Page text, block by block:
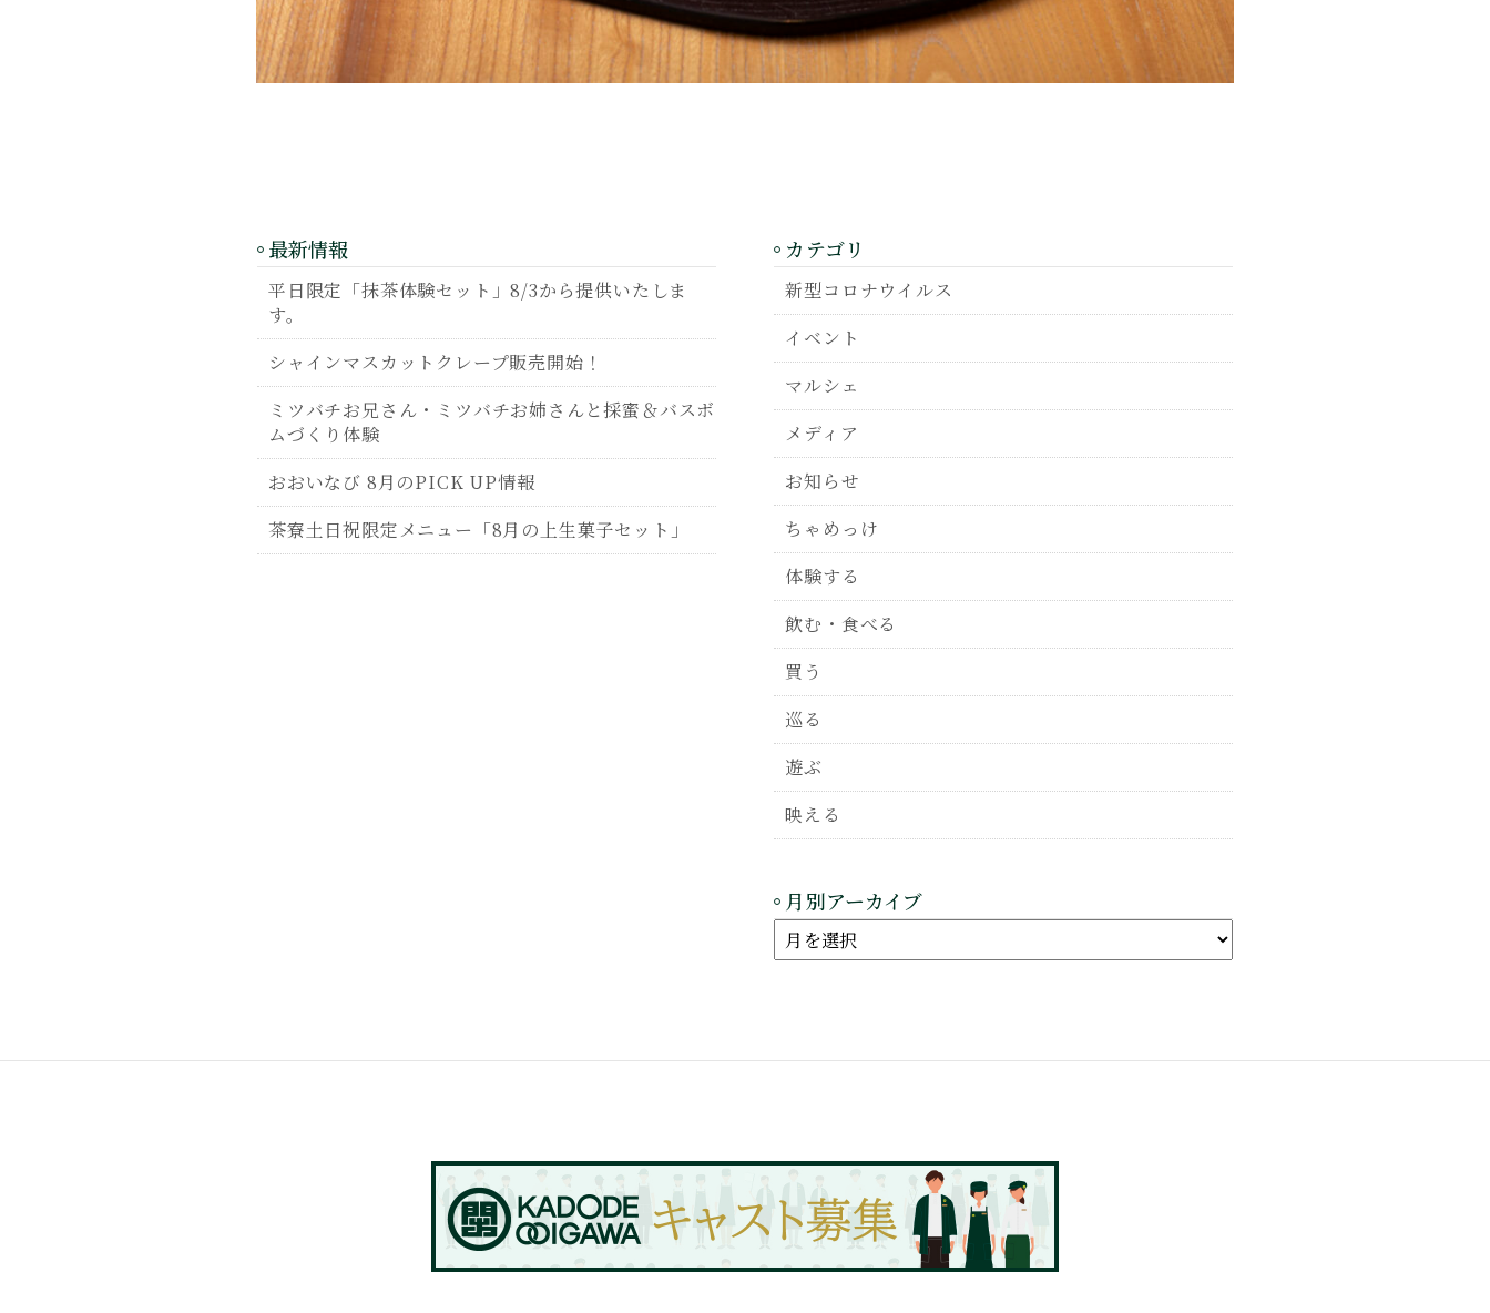
最新情報
平日限定「抹茶体験セット」8/3から提供いたしま
す。
シャインマスカットクレープ販売開始！
ミツバチお兄さん・ミツバチお姉さんと採蜜＆バスボ
ムづくり体験
おおいなび 8月のPICK UP情報
茶寮土日祝限定メニュー「8月の上生菓子セット」
カテゴリ
新型コロナウイルス
イベント
マルシェ
メディア
お知らせ
ちゃめっけ
体験する
飲む・食べる
買う
巡る
遊ぶ
映える
月別アーカイブ